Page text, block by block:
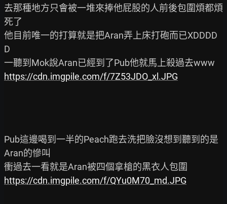
去那種地方只會被一堆來捧他屁股的人前後包圍煩都煩
死了
他目前唯一的打算就是把Aran弄上床打砲而已XDDDD
D
https://cdn.imgpile.com/f/7Z53JDO_xl.JPG
Pub這邊喝到一半的Peach跑去洗把臉沒想到聽到的是
Aran的慘叫
https://cdn.imgpile.com/f/QYu0M70_md.JPG